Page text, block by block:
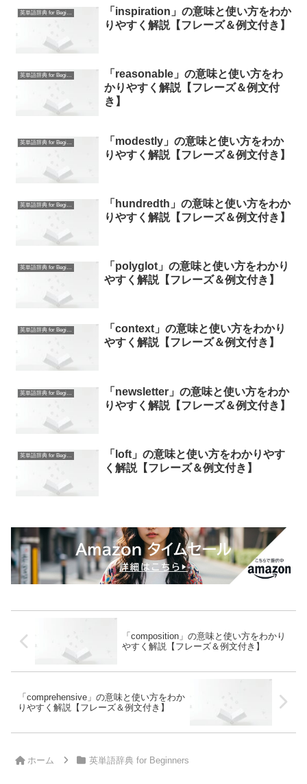
英単語辞典 for Beginners
「inspiration」の意味と使い方をわか
りやすく解説【フレーズ＆例文付き】
英単語辞典 for Beginners
「reasonable」の意味と使い方をわ
かりやすく解説【フレーズ＆例文付
き】
英単語辞典 for Beginners
「modestly」の意味と使い方をわか
りやすく解説【フレーズ＆例文付き】
英単語辞典 for Beginners
「hundredth」の意味と使い方をわか
りやすく解説【フレーズ＆例文付き】
英単語辞典 for Beginners
「polyglot」の意味と使い方をわかり
やすく解説【フレーズ＆例文付き】
英単語辞典 for Beginners
「context」の意味と使い方をわかり
やすく解説【フレーズ＆例文付き】
英単語辞典 for Beginners
「newsletter」の意味と使い方をわか
りやすく解説【フレーズ＆例文付き】
英単語辞典 for Beginners
「loft」の意味と使い方をわかりやす
く解説【フレーズ＆例文付き】
「composition」の意味と使い方をわかり
やすく解説【フレーズ＆例文付き】
「comprehensive」の意味と使い方をわか
りやすく解説【フレーズ＆例文付き】
ホーム 英単語辞典 for Beginners